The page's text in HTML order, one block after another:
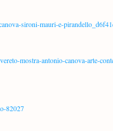
sironi-mauri-e-
mostra-antonio-canova-arte-
82027